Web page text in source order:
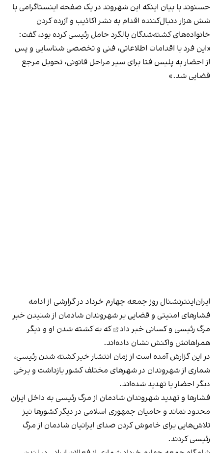
حسنوند با بیان اینکه این شهروند در یک صفحه اینستاگرامی با
شش هزار دنبال‌کننده اقدام به نشر اکاذیب و آزرده کردن
خانواده‌های کشته‌شدگان بالگرد حامل رئیسی کرده بود، گفت:
«این فرد با اقدامات اطلاعاتی، فنی و تخصصی شناسایی و پس
از احضار به پلیس فتا برای سیر مراحل قانونی، تحویل مرجع
قضایی شد.»
ایران‌اینترنشنال روز جمعه چهارم خرداد در گزارشی از ادامه
فشارهای امنیتی و قضایی بر شهروندان شادمان از شنیدن خبر
مرگ رئیسی و کسانی خبر داد
که به کشته شدن او و دیگر
همراهانش واکنش نشان داده‌اند.
در این گزارش آمده است از زمان انتشار خبر کشته شدن رئیسی،
شماری از شهروندان در شهرهای مختلف کشور بازداشت و برخی
دیگر احضار یا تهدید شده‌اند.
فشارها و تهدید شهروندان شادمان از مرگ رئیسی به داخل ایران
محدود نماند و حامیان جمهوری اسلامی در دیگر کشورها نیز
تلاش‌هایی برای خاموش کردن صدای ایرانیان شادمان از مرگ
رئیسی کردند.